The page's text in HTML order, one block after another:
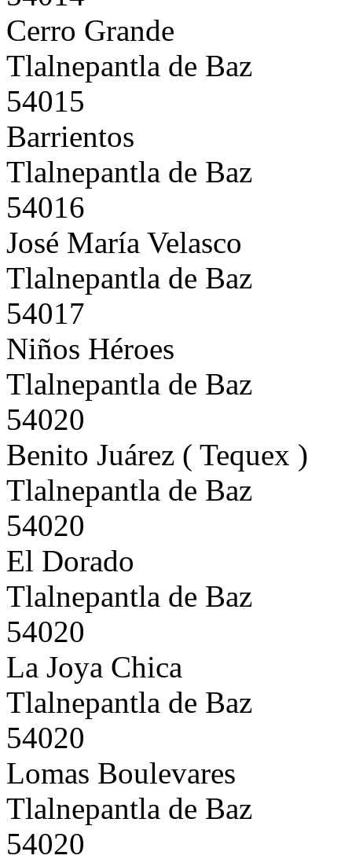
Cerro Grande
Tlalnepantla de Baz
54015
Barrientos
Tlalnepantla de Baz
54016
José María Velasco
Tlalnepantla de Baz
54017
Niños Héroes
Tlalnepantla de Baz
54020
Benito Juárez ( Tequex )
Tlalnepantla de Baz
54020
El Dorado
Tlalnepantla de Baz
54020
La Joya Chica
Tlalnepantla de Baz
54020
Lomas Boulevares
Tlalnepantla de Baz
54020